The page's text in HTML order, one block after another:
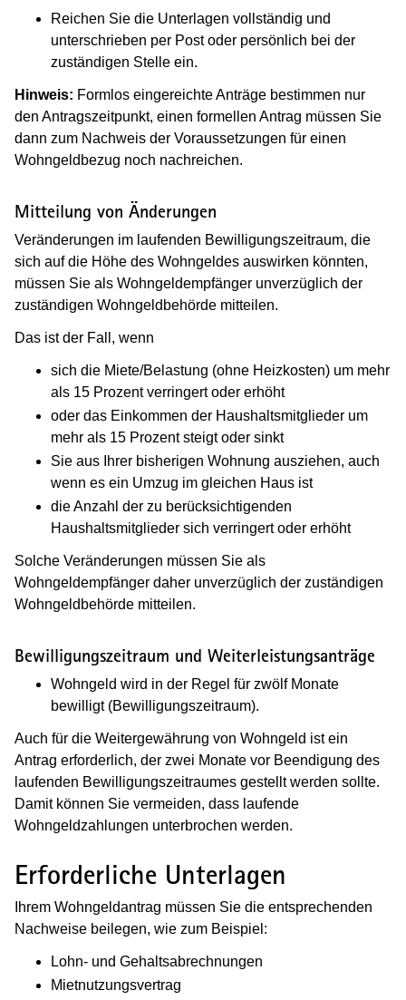
Reichen Sie die Unterlagen vollständig und
unterschrieben per Post oder persönlich bei der
zuständigen Stelle ein.
Hinweis: Formlos eingereichte Anträge bestimmen nur
den Antragszeitpunkt, einen formellen Antrag müssen Sie
dann zum Nachweis der Voraussetzungen für einen
Wohngeldbezug noch nachreichen.
Mitteilung von Änderungen
Veränderungen im laufenden Bewilligungszeitraum, die
sich auf die Höhe des Wohngeldes auswirken könnten,
müssen Sie als Wohngeldempfänger unverzüglich der
zuständigen Wohngeldbehörde mitteilen.
Das ist der Fall, wenn
sich die Miete/Belastung (ohne Heizkosten) um mehr
als 15 Prozent verringert oder erhöht
oder das Einkommen der Haushaltsmitglieder um
mehr als 15 Prozent steigt oder sinkt
Sie aus Ihrer bisherigen Wohnung ausziehen, auch
wenn es ein Umzug im gleichen Haus ist
die Anzahl der zu berücksichtigenden
Haushaltsmitglieder sich verringert oder erhöht
Solche Veränderungen müssen Sie als
Wohngeldempfänger daher unverzüglich der zuständigen
Wohngeldbehörde mitteilen.
Bewilligungszeitraum und Weiterleistungsanträge
Wohngeld wird in der Regel für zwölf Monate
bewilligt (Bewilligungszeitraum).
Auch für die Weitergewährung von Wohngeld ist ein
Antrag erforderlich, der zwei Monate vor Beendigung des
laufenden Bewilligungszeitraumes gestellt werden sollte.
Damit können Sie vermeiden, dass laufende
Wohngeldzahlungen unterbrochen werden.
Erforderliche Unterlagen
Ihrem Wohngeldantrag müssen Sie die entsprechenden
Nachweise beilegen, wie zum Beispiel:
Lohn- und Gehaltsabrechnungen
Mietnutzungsvertrag